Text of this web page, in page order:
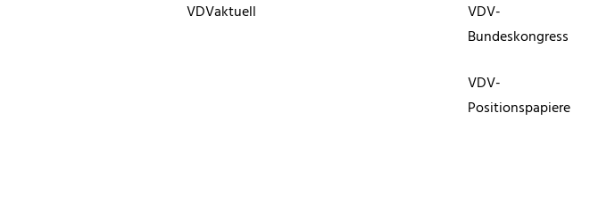
VDVaktuell
VDV-
Bundeskongress
VDV-
Positionspapiere